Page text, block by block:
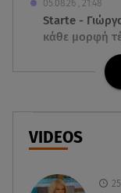
05.08.26 , 21:48
Starte -
κάθε μορφή
05.08.26 , 21:41
«Στην κόψη
Ιράν
05.08.26 , 21:22
VIDEOS